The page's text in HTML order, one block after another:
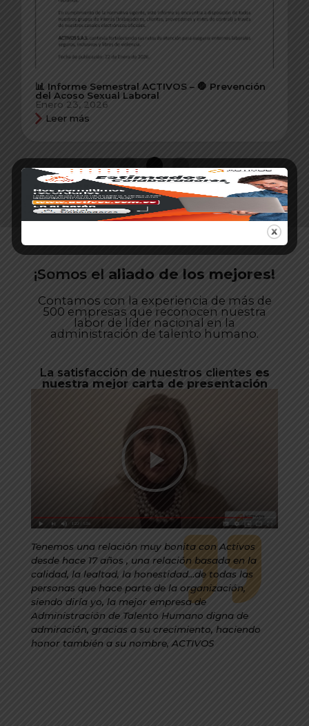
📊 Informe Semestral ACTIVOS – 🛑 Prevención
del Acoso Sexual Laboral
Enero 23, 2026
Leer más
Ver historial
¡Somos el aliado de los mejores!
Contamos con la experiencia de más de
500 empresas que reconocen nuestra
labor de líder nacional en la
administración de talento humano.
La satisfacción de nuestros clientes es
nuestra mejor carta de presentación
Tenemos una relación muy bonita con Activos
desde hace 17 años , una relación basada en la
calidad, la lealtad, la honestidad…de todas las
personas que hace parte de la organización,
siendo diría yo, la mejor empresa de
Administración de Talento Humano digna de
admiración, gracias a su crecimiento, haciendo
honor también a su nombre, ACTIVOS